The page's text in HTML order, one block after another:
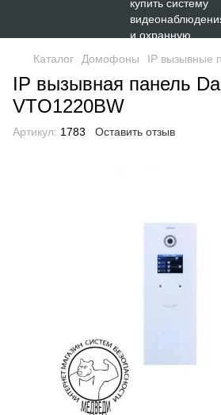
Каталог Домофоны IP вызывные
IP вызывная панель
VTO1220BW
Артикул: 1783 Оставить отзыв